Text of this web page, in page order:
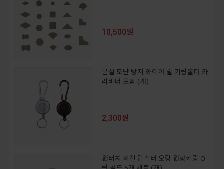
10,500원
분실 도난 방지 와이어 릴 키링홀더 카
라비너 포함 (개)
2,300원
원터치 회전 랍스터 오링 원형키링 O